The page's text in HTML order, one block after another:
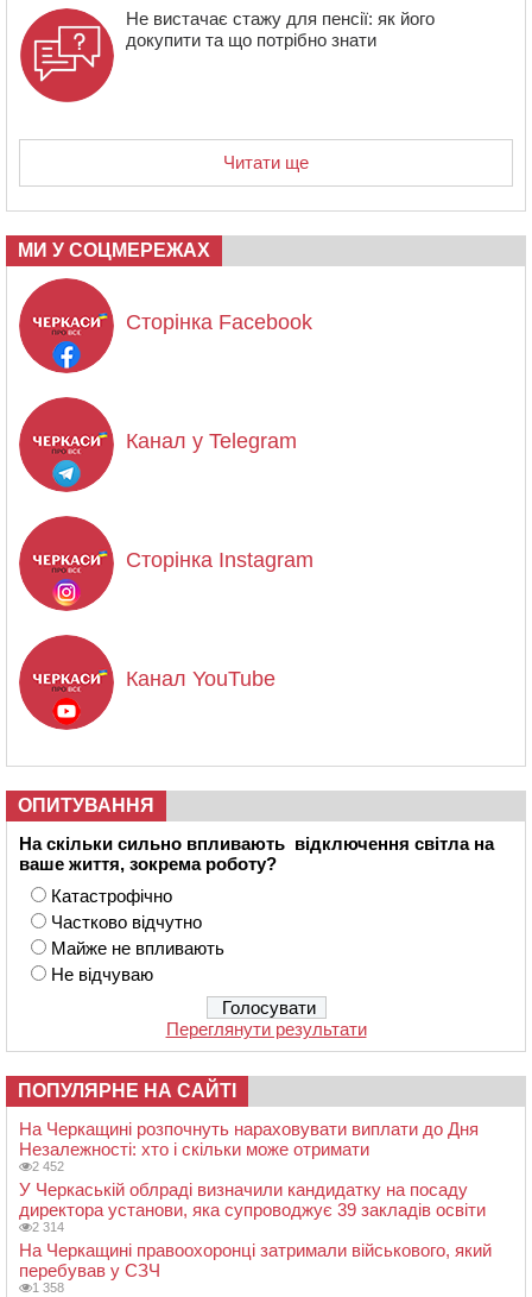
Не вистачає стажу для пенсії: як його
докупити та що потрібно знати
Читати ще
МИ У СОЦМЕРЕЖАХ
Сторінка Facebook
Канал у Telegram
Сторінка Instagram
Канал YouTube
ОПИТУВАННЯ
На скільки сильно впливають відключення світла на
ваше життя, зокрема роботу?
Катастрофічно
Частково відчутно
Майже не впливають
Не відчуваю
Переглянути результати
ПОПУЛЯРНЕ НА САЙТІ
На Черкащині розпочнуть нараховувати виплати до Дня
Незалежності: хто і скільки може отримати
2 452
У Черкаській облраді визначили кандидатку на посаду
директора установи, яка супроводжує 39 закладів освіти
2 314
На Черкащині правоохоронці затримали військового, який
перебував у СЗЧ
1 358